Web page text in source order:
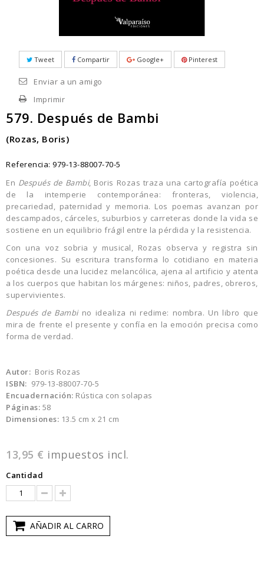
Tweet Compartir Google+ Pinterest
Enviar a un amigo
Imprimir
579. Después de Bambi
(Rozas, Boris)
Referencia: 979-13-88007-70-5
En Después de Bambi, Boris Rozas traza una cartografía poética
de la intemperie contemporánea: fronteras, violencia,
precariedad, paternidad y memoria. Los poemas avanzan por
descampados, cárceles, suburbios y carreteras donde la vida se
sostiene en un equilibrio frágil entre la pérdida y la resistencia.
Con una voz sobria y musical, Rozas observa y registra sin
concesiones. Su escritura transforma lo cotidiano en materia
poética desde una lucidez melancólica, ajena al artificio y atenta
a los cuerpos que habitan los márgenes: niños, padres, obreros,
supervivientes.
Después de Bambino idealiza ni redime: nombra. Un libro que
mira de frente el presente y confía en la emoción precisa como
forma de verdad.
Autor: Boris Rozas
ISBN: 979-13-88007-70-5
Encuadernación: Rústica con solapas
Páginas: 58
Dimensiones: 13.5 cm x 21 cm
13,95 € impuestos incl.
Cantidad
AÑADIR AL CARRO